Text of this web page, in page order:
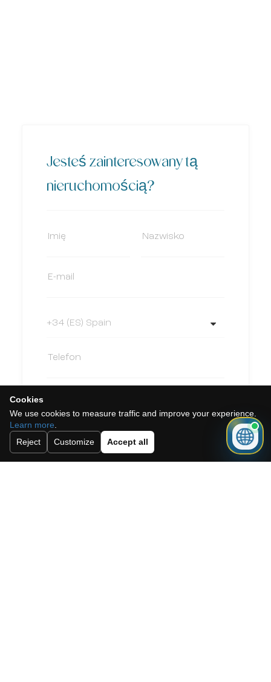
Jesteś zainteresowany tą
nieruchomością?
Cookies
We use cookies to measure traffic and improve your experience.
Learn more
Reject
Customize Accept all